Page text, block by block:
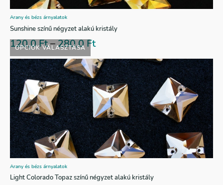
OPCIÓK VÁLASZTÁSA
Arany és bézs árnyalatok
Sunshine színű négyzet alakú kristály
120,0Ft–280,0Ft
Arany és bézs árnyalatok
Light Colorado Topaz színű négyzet alakú kristály